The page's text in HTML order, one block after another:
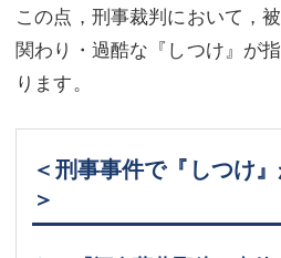
この点，刑事裁判において，
関わり・過酷な『しつけ』が
ります。
＜刑事事件で『しつけ
＞